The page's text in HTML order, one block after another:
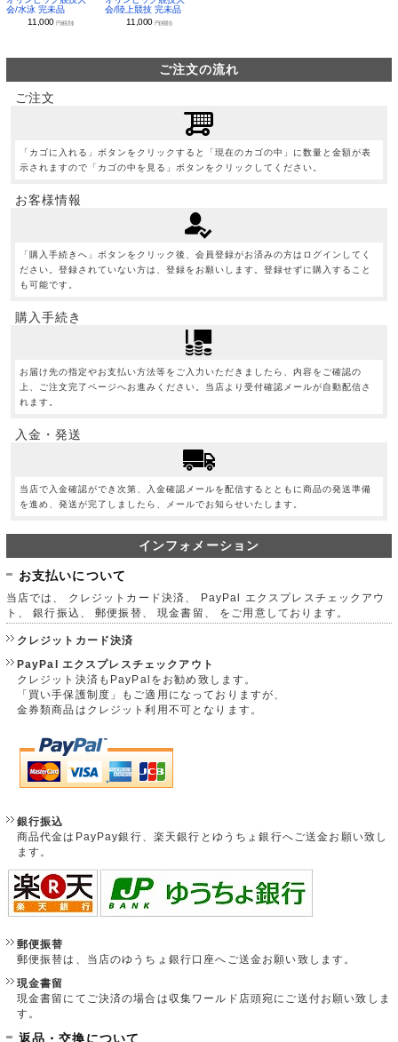
会/水泳 完未品
11,000円(税別)
会/陸上競技 完未品
11,000 円(税別)
ご注文の流れ
ご注文
「カゴに入れる」ボタンをクリックすると「現在のカゴの中」に数量と金額が表
示されますので「カゴの中を見る」ボタンをクリックしてください。
お客様情報
「購入手続きへ」ボタンをクリック後、会員登録がお済みの方はログインしてく
ださい。登録されていない方は、登録をお願いします。登録せずに購入すること
も可能です。
購入手続き
お届け先の指定やお支払い方法等をご入力いただきましたら、内容をご確認の
上、ご注文完了ページへお進みください。当店より受付確認メールが自動配信さ
れます。
入金・発送
当店で入金確認ができ次第、入金確認メールを配信するとともに商品の発送準備
を進め、発送が完了しましたら、メールでお知らせいたします。
インフォメーション
お支払いについて
当店では、 クレジットカード決済、 PayPal エクスプレスチェックアウ
ト、 銀行振込、 郵便振替、 現金書留、 をご用意しております。
クレジットカード決済
PayPal エクスプレスチェックアウト
クレジット決済もPayPalをお勧め致します。
「買い手保護制度」もご適用になっておりますが、
金券類商品はクレジット利用不可となります。
銀行振込
商品代金はPayPay銀行、楽天銀行とゆうちょ銀行へご送金お願い致し
ます。
郵便振替
郵便振替は、当店のゆうちょ銀行口座へご送金お願い致します。
現金書留
現金書留にてご決済の場合は収集ワールド店頭宛にご送付お願い致しま
す。
返品・交換について